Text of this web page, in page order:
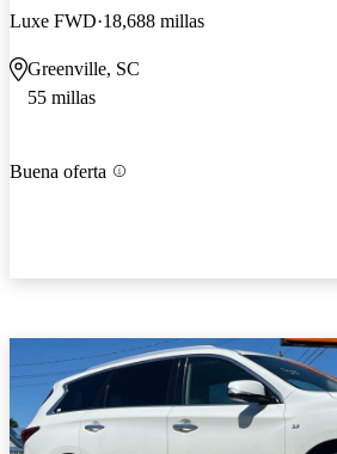
Luxe FWD 18,688 millas
Greenville, SC
55 millas
Buena oferta